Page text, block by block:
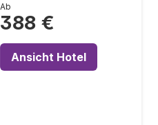
Ab
388 €
Ansicht Hotel